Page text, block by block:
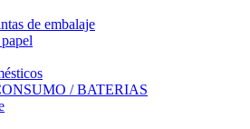
de embalaje
/ BATERIAS